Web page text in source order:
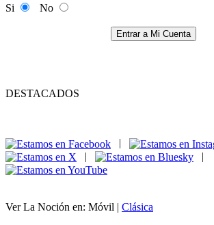
Si
No
Entrar a Mi Cuenta
DESTACADOS
|
|
Ver La Noción en: Móvil | Clásica